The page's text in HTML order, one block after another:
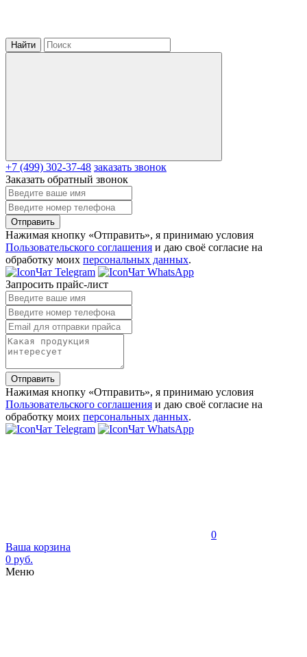
Найти
+7 (499) 302-37-48 заказать звонок
Заказать обратный звонок
Отправить
Нажимая кнопку «Отправить», я принимаю условия
Пользовательского соглашения и даю своё согласие на
обработку моих персональных данных.
Чат Telegram
Чат WhatsApp
Запросить прайс-лист
Отправить
Нажимая кнопку «Отправить», я принимаю условия
Пользовательского соглашения и даю своё согласие на
обработку моих персональных данных.
Чат Telegram
Чат WhatsApp
0
Ваша корзина
0 руб.
Меню